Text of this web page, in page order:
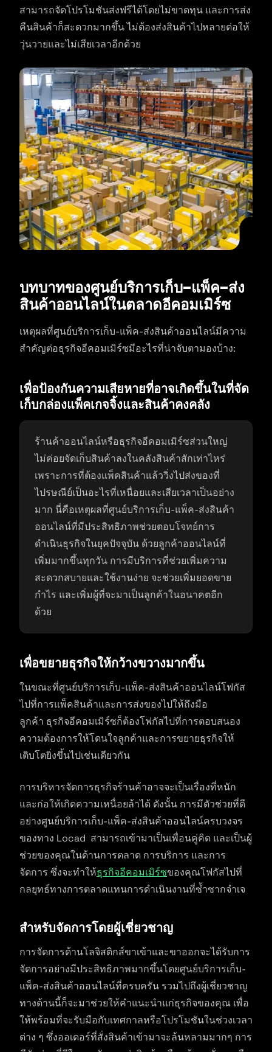
สามารถจัดโปรโมชันส่งฟรีได้โดยไม่ขาดทุน และการส่ง
คืนสินค้าก็สะดวกมากขึ้น ไม่ต้องส่งสินค้าไปหลายต่อให้
วุ่นวายและไม่เสียเวลาอีกด้วย
บทบาทของศูนย์บริการเก็บ-แพ็ค-ส่ง
สินค้าออนไลน์ในตลาดอีคอมเมิร์ซ
เหตุผลที่ศูนย์บริการเก็บ-แพ็ค-ส่งสินค้าออนไลน์มีความ
สำคัญต่อธุรกิจอีคอมเมิร์ซมีอะไรที่น่าจับตามองบ้าง:
เพื่อป้องกันความเสียหายที่อาจเกิดขึ้นในที่จัด
เก็บกล่องแพ็คเกจจิ้งและสินค้าคงคลัง
ร้านค้าออนไลน์หรือธุรกิจอีคอมเมิร์ซส่วนใหญ่
ไม่ค่อยจัดเก็บสินค้าลงในคลังสินค้าสักเท่าไหร่
เพราะการที่ต้องแพ็คสินค้าแล้ววิ่งไปส่งของที่
ไปรษณีย์เป็นอะไรที่เหนื่อยและเสียเวลาเป็นอย่าง
มาก นี่คือเหตุผลที่ศูนย์บริการเก็บ-แพ็ค-ส่งสินค้า
ออนไลน์ที่มีประสิทธิภาพช่วยตอบโจทย์การ
ดำเนินธุรกิจในยุคปัจจุบัน ด้วยลูกค้าออนไลน์ที่
เพิ่มมากขึ้นทุกวัน การมีบริการที่ช่วยเพิ่มความ
สะดวกสบายและใช้งานง่าย จะช่วยเพิ่มยอดขาย
กำไร และเพิ่มผู้ที่จะมาเป็นลูกค้าในอนาคตอีก
ด้วย
เพื่อขยายธุรกิจให้กว้างขวางมากขึ้น
ในขณะที่ศูนย์บริการเก็บ-แพ็ค-ส่งสินค้าออนไลน์โฟกัส
ไปที่การแพ็คสินค้าและการส่งของไปให้ถึงมือ
ลูกค้า ธุรกิจอีคอมเมิร์ซก็ต้องโฟกัสไปที่การตอบสนอง
ความต้องการให้โดนใจลูกค้าและการขยายธุรกิจให้
เติบโตยิ่งขึ้นไปเช่นเดียวกัน
การบริหารจัดการธุรกิจร้านค้าอาจจะเป็นเรื่องที่หนัก
และก่อให้เกิดความเหนื่อยล้าได้ ดังนั้น การมีตัวช่วยที่ดี
อย่างศูนย์บริการเก็บ-แพ็ค-ส่งสินค้าออนไลน์ครบวงจร
ของทาง Locad สามารถเข้ามาเป็นเพื่อนคู่คิด และเป็นผู้
ช่วยของคุณในด้านการตลาด การบริการ และการ
จัดการ ซึ่งจะทำให้ธุรกิจอีคอมเมิร์ซของคุณโฟกัสไปที่
กลยุทธ์ทางการตลาดแทนการดำเนินงานที่ซ้ำซากจำเจ
สำหรับจัดการโดยผู้เชี่ยวชาญ
การจัดการด้านโลจิสติกส์ขาเข้าและขาออกจะได้รับการ
จัดการอย่างมีประสิทธิภาพมากขึ้นโดยศูนย์บริการเก็บ-
แพ็ค-ส่งสินค้าออนไลน์ที่ครบครัน รวมไปถึงผู้เชี่ยวชาญ
ทางด้านนี้ก็จะมาช่วยให้คำแนะนำแก่ธุรกิจของคุณ เพื่อ
ให้พร้อมที่จะรับมือกับเทศกาลหรือโปรโมชันในช่วงเวลา
ต่าง ๆ ซึ่งออเดอร์ที่สั่งสินค้าเข้ามาจะล้นหลามมากๆ การ